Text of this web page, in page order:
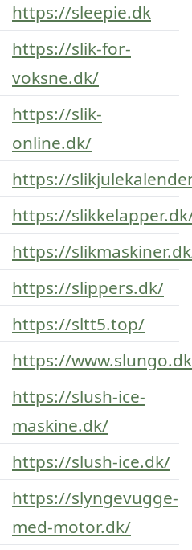
https://sleepie.dk
https://slik-for-
voksne.dk/
https://slik-
online.dk/
https://
https://
https://
https://slippers.dk/
https://sltt5.top/
https://
https://slush-ice-
maskine.dk/
https://slush-ice.dk/
https://slyngevugge-
med-motor.dk/